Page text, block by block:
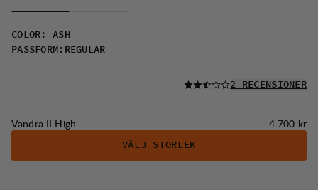
COLOR : ASH
PASSFORM : REGULAR
LÄS ALLA
2 RECENSIONER
Vandra II High Pris:
4 700 kr
VÄLJ STORLEK